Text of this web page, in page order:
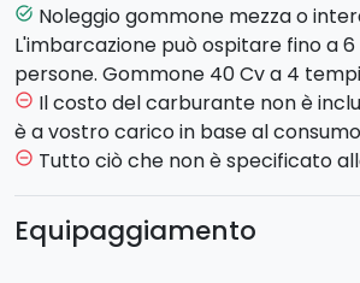
Max 6 ospiti a bordo.
Noleggio:
Intera Giornata: dalle ore 9:00 alle
dalle ore 14:00 alle ore 18:00.
task_alt Noleggio gommone mezza o
L'imbarcazione può ospitare fino a 6
persone. Gommone 40 Cv a 4
remove_circle_outline Il costo del carburante non è
è a vostro carico in base al
remove_circle_outline Tutto ciò che non è specificato
Equipaggiamento